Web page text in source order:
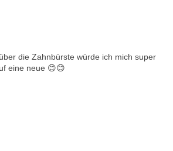
die Zahnbürste würde ich mich super
eine neue 😊😊